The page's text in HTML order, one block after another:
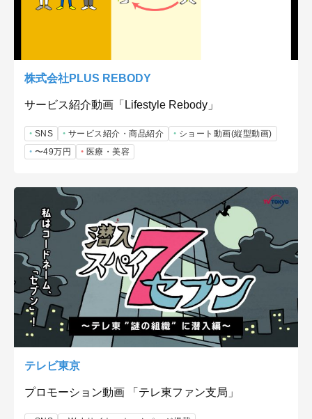
株式会社PLUS REBODY
サービス紹介動画「Lifestyle Rebody」
SNS サービス紹介・商品紹介
ショート動画(縦型動画)
〜49万円
医療・美容
テレビ東京
プロモーション動画 「テレ東ファン支局」